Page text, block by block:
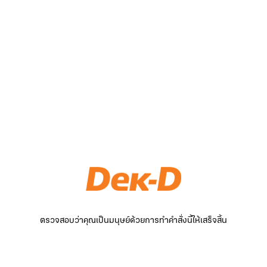
ตรวจสอบว่าคุณเป็นมนุษย์ด้วยการทำคำสั่งนี้ให้เสร็จสิ้น